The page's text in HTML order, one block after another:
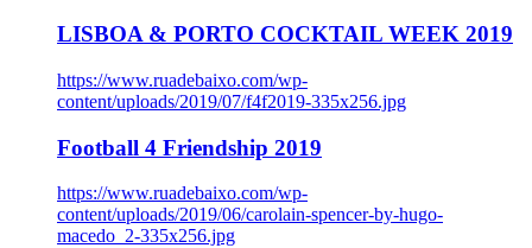
LISBOA & PORTO COCKTAIL WEEK 2019
https://www.ruadebaixo.com/wp-
content/uploads/2019/07/f4f2019-335x256.jpg
Football 4 Friendship 2019
https://www.ruadebaixo.com/wp-
content/uploads/2019/06/carolain-spencer-by-hugo-
macedo_2-335x256.jpg